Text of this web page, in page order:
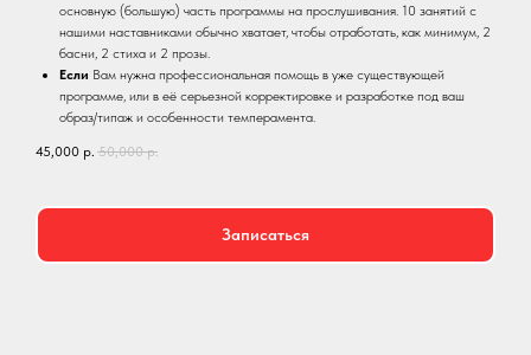
основную (большую) часть программы на прослушивания. 10 занятий с
нашими наставниками обычно хватает, чтобы отработать, как минимум, 2
басни, 2 стиха и 2 прозы.
Если Вам нужна профессиональная помощь в уже существующей
программе, или в её серьезной корректировке и разработке под ваш
образ/типаж и особенности темперамента.
45,000 р. 50,000 р.
Записаться